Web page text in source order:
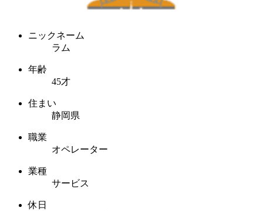
ニックネーム
ラム
年齢
45才
住まい
静岡県
職業
オペレーター
業種
サービス
休日